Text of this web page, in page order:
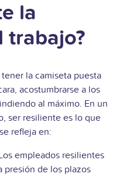
la
trabajo?
la camiseta puesta
acostumbrarse a los
al máximo. En un
ser resiliente es lo que
refleja en:
empleados resilientes
presión de los plazos